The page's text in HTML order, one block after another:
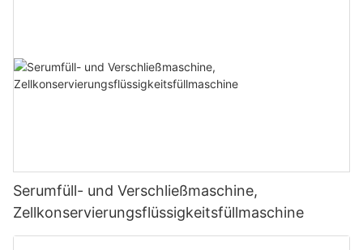
Serumfüll- und Verschließmaschine,
Zellkonservierungsflüssigkeitsfüllmaschine